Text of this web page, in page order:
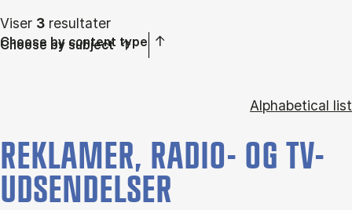
Viser 3 resultater
Choose by subject
Choose by content type
Alphabetical list
REKLAMER, RADIO- OG TV-
UDSENDELSER